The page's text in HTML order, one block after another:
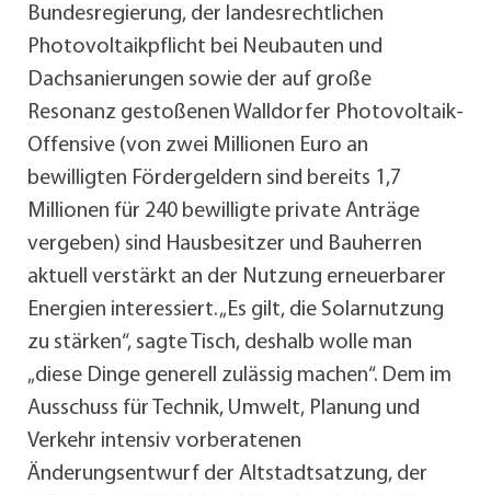
Bundesregierung, der landesrechtlichen
Photovoltaikpflicht bei Neubauten und
Dachsanierungen sowie der auf große
Resonanz gestoßenen Walldorfer Photovoltaik-
Offensive (von zwei Millionen Euro an
bewilligten Fördergeldern sind bereits 1,7
Millionen für 240 bewilligte private Anträge
vergeben) sind Hausbesitzer und Bauherren
aktuell verstärkt an der Nutzung erneuerbarer
Energien interessiert. „Es gilt, die Solarnutzung
zu stärken“, sagte Tisch, deshalb wolle man
„diese Dinge generell zulässig machen“. Dem im
Ausschuss für Technik, Umwelt, Planung und
Verkehr intensiv vorberatenen
Änderungsentwurf der Altstadtsatzung, der